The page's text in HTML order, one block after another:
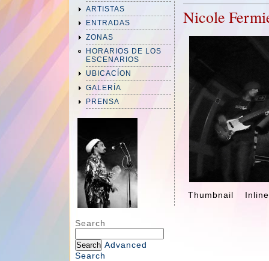
ARTISTAS
ENTRADAS
ZONAS
HORARIOS DE LOS
ESCENARIOS
UBICACÍON
GALERÍA
PRENSA
Search
Advanced
Search
Nicole
Thumbnail